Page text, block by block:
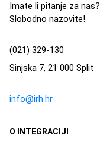
Imate li pitanje za nas?
Slobodno nazovite!
(021) 329-130
Sinjska 7, 21 000 Split
info@irh.hr
O INTEGRACIJI